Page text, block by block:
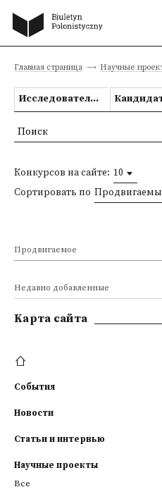
Главная страница Научные
Исследовательские проекты
Конкурсов на сайте: 10
Сортировать по
Продвигаемое
Недавно добавленные
Поиск
Kарта сайта
События
Новости
Статьи и интервью
Научные проекты
Все